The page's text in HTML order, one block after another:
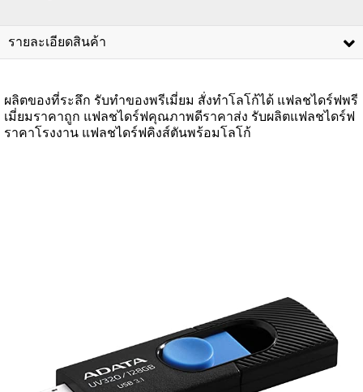
รายละเอียดสินค้า
ผลิตของที่ระลึก รับทำของพรีเมี่ยม สั่งทำโลโก้ได้ แฟลชไดร์ฟพรี
เมี่ยมราคาถูก แฟลชไดร์ฟคุณภาพดีราคาส่ง รับผลิตแฟลชไดร์ฟ
ราคาโรงงาน แฟลชไดร์ฟคิงส์ตันพร้อมโลโก้